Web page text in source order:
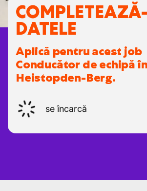
DATELE
Aplică pentru acest job
Conducător de echipă în
Heistopden-Berg.
se încarcă